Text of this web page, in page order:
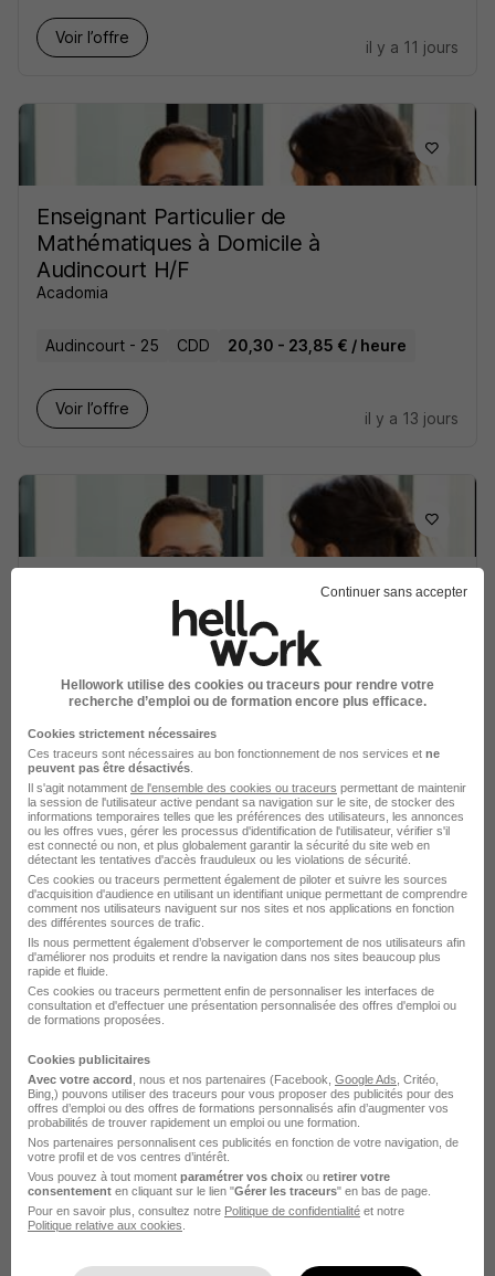
Voir l’offre
il y a 11 jours
Enseignant Particulier de
Mathématiques à Domicile à
Audincourt H/F
Acadomia
Audincourt - 25 CDD 20,30 - 23,85 € / heure
Voir l’offre
il y a 13 jours
Professeur de Français à Domicile à
Audincourt H/F
Audincourt - 25 CDD 20,30 - 23,85 € / heure
Voir l’offre
il y a 13 jours
Professeur Particulier d'Anglais à
Domicile à Audincourt H/F
Acadomia
Voir l’offre
il y a 13 jours
Continuer sans accepter
Hellowork utilise des cookies ou traceurs pour rendre votre
recherche d’emploi ou de formation encore plus efficace.
Cookies strictement nécessaires
Ces traceurs sont nécessaires au bon fonctionnement de nos services et ne
peuvent pas être désactivés
Il s'agit notamment de l'ensemble des cookies ou traceurs permettant de maintenir
la session de l'utilisateur active pendant sa navigation sur le site, de stocker des
informations temporaires telles que les préférences des utilisateurs, les annonces
ou les offres vues, gérer les processus d'identification de l'utilisateur, vérifier s'il
est connecté ou non, et plus globalement garantir la sécurité du site web en
détectant les tentatives d'accès frauduleux ou les violations de sécurité.
Ces cookies ou traceurs permettent également de piloter et suivre les sources
d'acquisition d'audience en utilisant un identifiant unique permettant de comprendre
comment nos utilisateurs naviguent sur nos sites et nos applications en fonction
des différentes sources de trafic.
Ils nous permettent également d’observer le comportement de nos utilisateurs afin
d'améliorer nos produits et rendre la navigation dans nos sites beaucoup plus
rapide et fluide.
Ces cookies ou traceurs permettent enfin de personnaliser les interfaces de
consultation et d'effectuer une présentation personnalisée des offres d'emploi ou
de formations proposées.
Cookies publicitaires
Avec votre accord , nous et nos partenaires (Facebook, Google Ads , Critéo,
Bing,) pouvons utiliser des traceurs pour vous proposer des publicités pour des
offres d’emploi ou des offres de formations personnalisés afin d’augmenter vos
probabilités de trouver rapidement un emploi ou une formation.
Nos partenaires personnalisent ces publicités en fonction de votre navigation, de
votre profil et de vos centres d’intérêt.
Vous pouvez à tout moment paramétrer vos choix ou retirer votre
consentement en cliquant sur le lien "Gérer les traceurs" en bas de page.
Pour en savoir plus, consultez notre Politique de confidentialité et notre
Politique relative aux cookies